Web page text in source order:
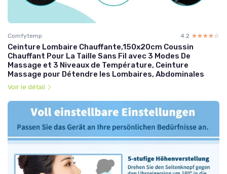
Comfytemp 4.2 ☆☆☆☆☆
★★★★★
Ceinture Lombaire Chauffante,150x20cm Coussin
Chauffant Pour La Taille Sans Fil avec 3 Modes De
Massage et 3 Niveaux de Température, Ceinture
Massage pour Détendre les Lombaires, Abdominales
Voir le détail